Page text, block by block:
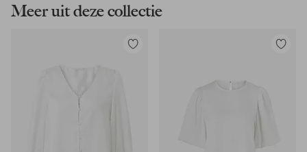
Meer uit deze collectie
Toevoegen